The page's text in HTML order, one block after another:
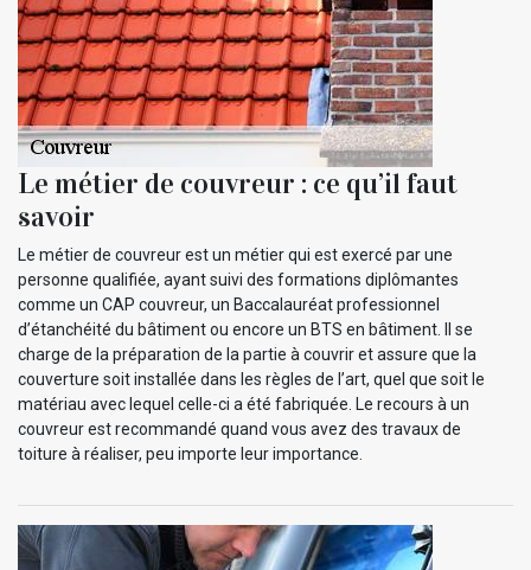
Le métier de couvreur : ce qu’il faut
savoir
Le métier de couvreur est un métier qui est exercé par une
personne qualifiée, ayant suivi des formations diplômantes
comme un CAP couvreur, un Baccalauréat professionnel
d’étanchéité du bâtiment ou encore un BTS en bâtiment. Il se
charge de la préparation de la partie à couvrir et assure que la
couverture soit installée dans les règles de l’art, quel que soit le
matériau avec lequel celle-ci a été fabriquée. Le recours à un
couvreur est recommandé quand vous avez des travaux de
toiture à réaliser, peu importe leur importance.